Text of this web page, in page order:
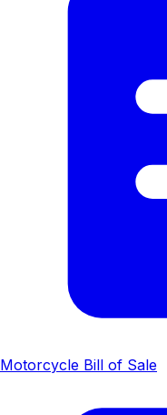
Motorcycle Bill of Sale